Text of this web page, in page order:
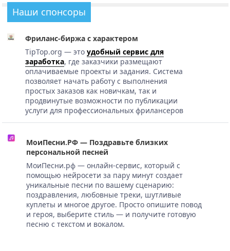
Наши спонсоры
Фриланс-биржа с характером
TipTop.org — это удобный сервис для
заработка, где заказчики размещают
оплачиваемые проекты и задания. Система
позволяет начать работу с выполнения
простых заказов как новичкам, так и
продвинутые возможности по публикации
услуги для профессиональных фрилансеров
МоиПесни.РФ — Поздравьте близких
персональной песней
МоиПесни.рф — онлайн-сервис, который с
помощью нейросети за пару минут создает
уникальные песни по вашему сценарию:
поздравления, любовные треки, шутливые
куплеты и многое другое. Просто опишите повод
и героя, выберите стиль — и получите готовую
песню с текстом и вокалом.